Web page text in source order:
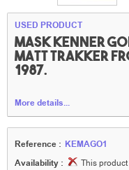
USED PRODUCT
Mask kenner
Matt Trakker
1987.
More details...
Reference : KEMAGO1
Availability :
This